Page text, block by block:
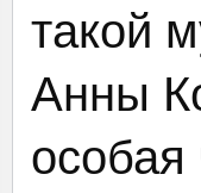
такой
Анны
особая